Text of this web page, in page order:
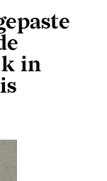
in